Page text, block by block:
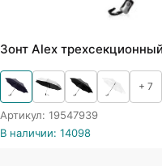
Зонт Alex
+ 7
Артикул: 19547939
В наличии: 14098